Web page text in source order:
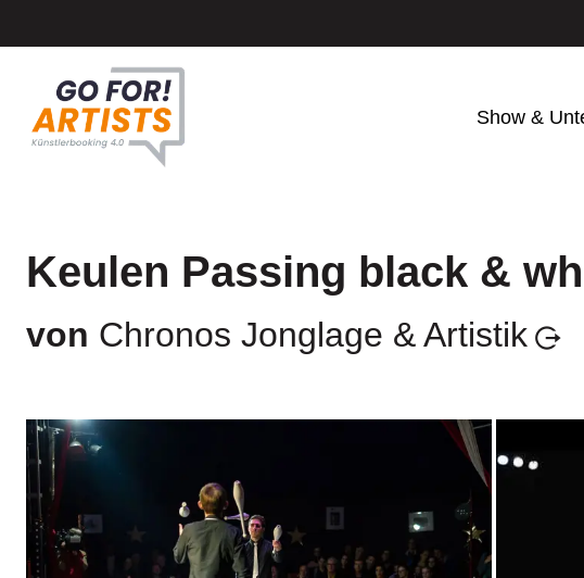
Show &
Keulen Passing black &
von Chronos Jonglage & Artistik